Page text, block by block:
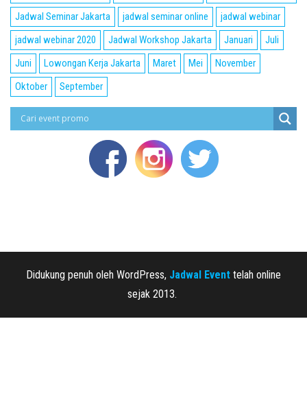
Jadwal Seminar Jakarta
jadwal seminar online
jadwal webinar
jadwal webinar 2020
Jadwal Workshop Jakarta Januari
Juli
Juni
Lowongan Kerja Jakarta Maret Mei
November
Oktober
September
Didukung penuh oleh WordPress, Jadwal Event telah online
sejak 2013.